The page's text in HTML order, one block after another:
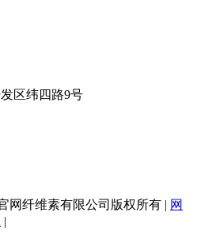
区纬四路9号
网纤维素有限公司版权所有 | 网
|